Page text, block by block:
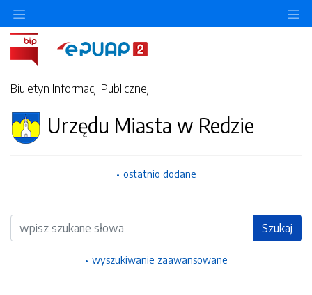
Biuletyn Informacji Publicznej
Urzędu Miasta w Redzie
ostatnio dodane
Wyszukiwarka Szukaj
wyszukiwanie zaawansowane